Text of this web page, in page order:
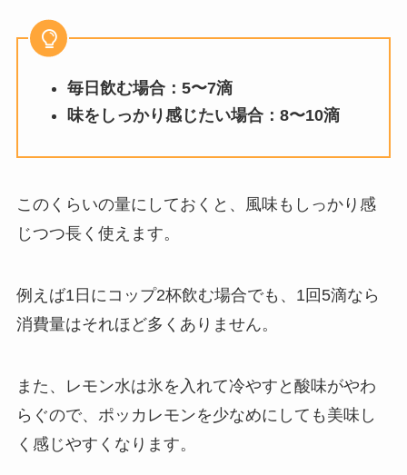
毎日飲む場合：5〜7滴
味をしっかり感じたい場合：8〜10滴
このくらいの量にしておくと、風味もしっかり感
じつつ長く使えます。
例えば1日にコップ2杯飲む場合でも、1回5滴なら
消費量はそれほど多くありません。
また、レモン水は氷を入れて冷やすと酸味がやわ
らぐので、ポッカレモンを少なめにしても美味し
く感じやすくなります。